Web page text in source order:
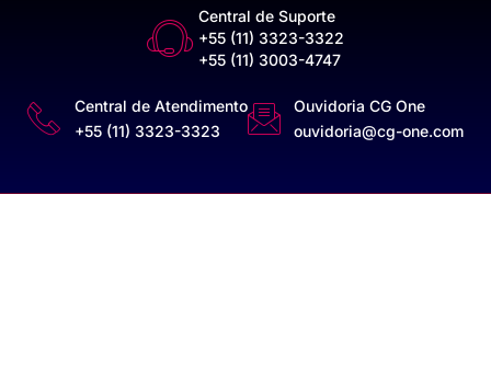
Central de Suporte
+55 (11) 3323-3322
+55 (11) 3003-4747
Central de Atendimento
+55 (11) 3323-3323
Ouvidoria CG One
ouvidoria@cg-one.com